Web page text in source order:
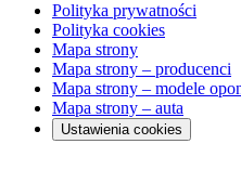
Polityka prywatności
Polityka cookies
Mapa strony
Mapa strony – producenci
Mapa strony – modele
Mapa strony – auta
Ustawienia cookies